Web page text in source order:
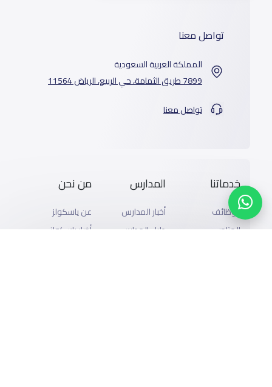
تواصل معنا
المملكة العربية السعودية
7899 طريق الثمامة، حي الربيع، الرياض 11564
تواصل معنا
خدماتنا
الوظائف
المتاجر
المدارس
أخبار المدارس
دليل المدارس
من نحن
عن ياسكولز
أخبار ياسكولز